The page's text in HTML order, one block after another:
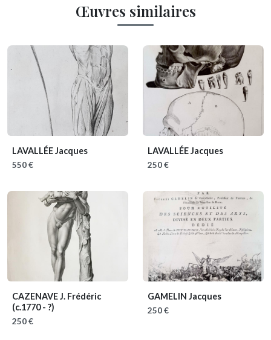
Œuvres similaires
LAVALLÉE Jacques
550 €
LAVALLÉE Jacques
250 €
CAZENAVE J. Frédéric
(c.1770 - ?)
250 €
GAMELIN Jacques
250 €